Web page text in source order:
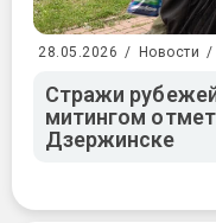
28.05.2026 / Новости /
Стражи
митингом
Дзержинске